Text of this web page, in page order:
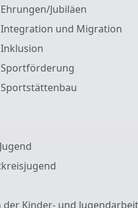
Ehrungen/Jubiläen
Integration und Migration
Inklusion
Sportförderung
Sportstättenbau
Kinder- und Jugendarbeit